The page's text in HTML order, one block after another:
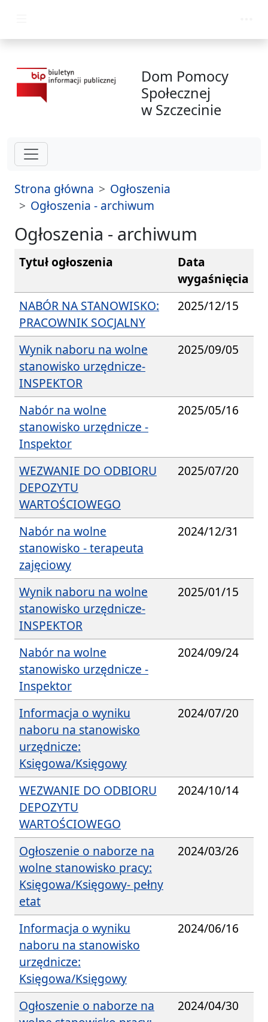
Dom Pomocy
Społecznej
w Szczecinie
Strona główna
Ogłoszenia
Ogłoszenia - archiwum
Ogłoszenia - archiwum
Tytuł ogłoszenia
Data
wygaśnięcia
NABÓR NA STANOWISKO:
PRACOWNIK SOCJALNY
2025/12/15
Wynik naboru na wolne
stanowisko urzędnicze-
INSPEKTOR
2025/09/05
Nabór na wolne
stanowisko urzędnicze -
Inspektor
2025/05/16
WEZWANIE DO ODBIORU
DEPOZYTU
WARTOŚCIOWEGO
2025/07/20
Nabór na wolne
stanowisko - terapeuta
zajęciowy
2024/12/31
Wynik naboru na wolne
stanowisko urzędnicze-
INSPEKTOR
2025/01/15
Nabór na wolne
stanowisko urzędnicze -
Inspektor
2024/09/24
Informacja o wyniku
naboru na stanowisko
urzędnicze:
Księgowa/Księgowy
2024/07/20
WEZWANIE DO ODBIORU
DEPOZYTU
WARTOŚCIOWEGO
2024/10/14
Ogłoszenie o naborze na
wolne stanowisko pracy:
Księgowa/Księgowy- pełny
etat
2024/03/26
Informacja o wyniku
naboru na stanowisko
urzędnicze:
Księgowa/Księgowy
2024/06/16
Ogłoszenie o naborze na
2024/04/30